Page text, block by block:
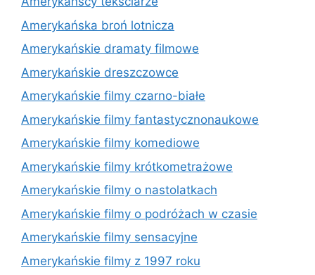
Amerykańska broń lotnicza
Amerykańskie dramaty filmowe
Amerykańskie dreszczowce
Amerykańskie filmy czarno-białe
Amerykańskie filmy fantastycznonaukowe
Amerykańskie filmy komediowe
Amerykańskie filmy krótkometrażowe
Amerykańskie filmy o nastolatkach
Amerykańskie filmy o podróżach w czasie
Amerykańskie filmy sensacyjne
Amerykańskie filmy z 1997 roku